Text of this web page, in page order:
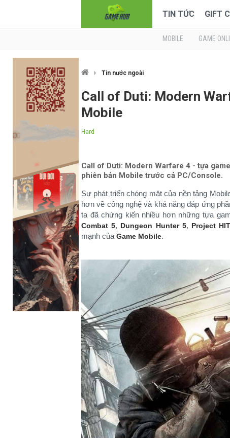
TIN TỨC GIFT
MOBILE GAME
Tin nước ngoài
Call of Duti: Modern
Mobile
Hard
Call of Duti: Modern Warfare 4 - tựa
phiên bản Mobile trước cả PC/Console.
Sự phát triển chóng mặt của nền tảng
hơn về công nghệ và khả năng đáp ứng
ta đã chứng kiến nhiều hơn những tựa
Combat 5, Dungeon Hunter 5, Project HIT
mạnh của Game Mobile.